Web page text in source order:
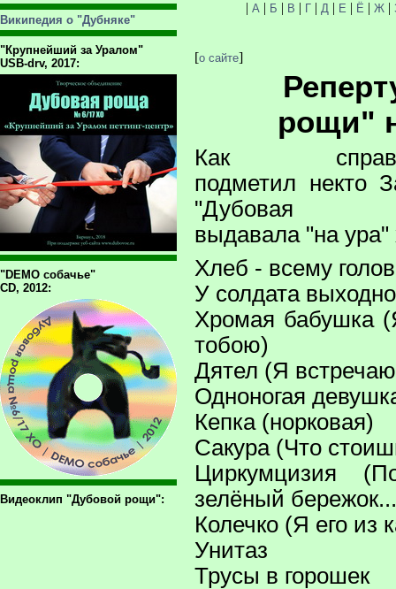
Википедия о "Дубняке"
"Крупнейший за Уралом"
USB-drv, 2017:
"DEMO собачье"
CD, 2012:
Видеоклип "Дубовой рощи":
| А | Б | В | Г| Д | Е | Ё | Ж|
[о сайте]
рощи"
Как
подметил некто
"Дубовая
выдавала "на ура"
Хлеб - всему
У солдата
Хромая бабушка
тобою)
Дятел (Я
Одноногая
Кепка (норковая)
Сакура (Что
Циркумцизия
зелёный
Колечко (Я его из
Унитаз
Трусы в горошек